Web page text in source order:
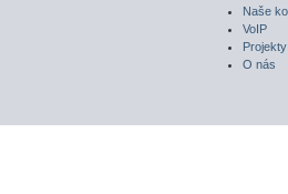
Naše
VoIP
Projekty
O nás